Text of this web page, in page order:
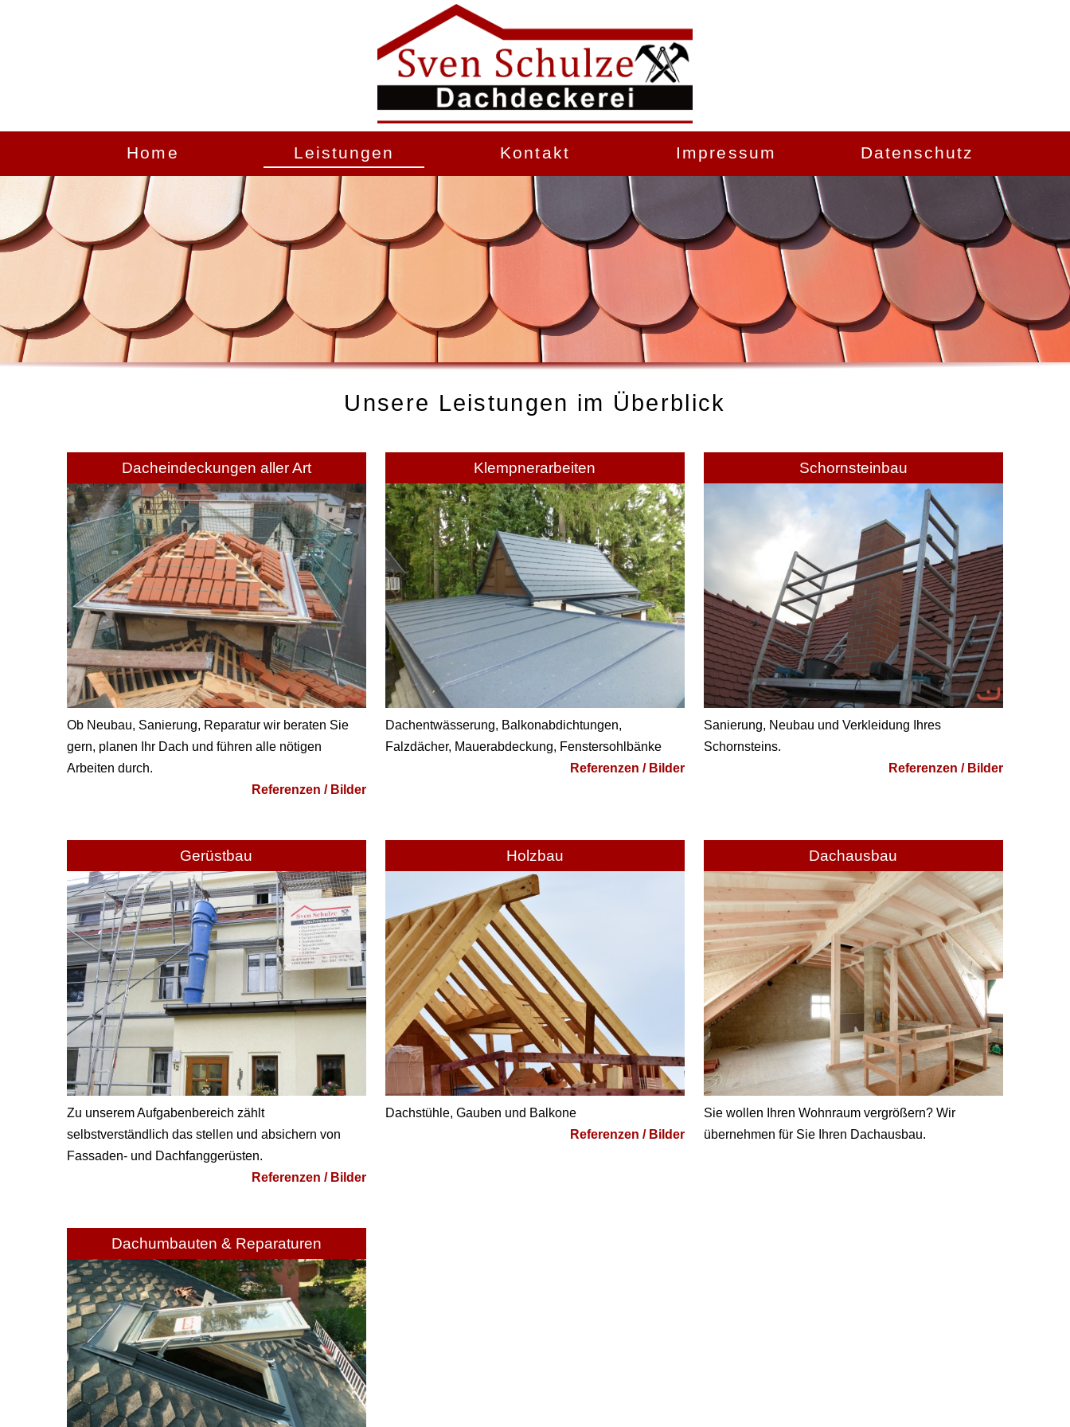
Home Leistungen Kontakt Impressum Datenschutz
Unsere Leistungen im Überblick
Dacheindeckungen aller Art
Ob Neubau, Sanierung, Reparatur wir beraten Sie
gern, planen Ihr Dach und führen alle nötigen
Arbeiten durch.
Referenzen / Bilder
Klempnerarbeiten
Dachentwässerung, Balkonabdichtungen,
Falzdächer, Mauerabdeckung, Fenstersohlbänke
Referenzen / Bilder
Schornsteinbau
Sanierung, Neubau und Verkleidung Ihres
Schornsteins.
Referenzen / Bilder
Gerüstbau
Zu unserem Aufgabenbereich zählt
selbstverständlich das stellen und absichern von
Fassaden- und Dachfanggerüsten.
Referenzen / Bilder
Holzbau
Dachstühle, Gauben und Balkone
Referenzen / Bilder
Dachausbau
Sie wollen Ihren Wohnraum vergrößern? Wir
übernehmen für Sie Ihren Dachausbau.
Dachumbauten & Reparaturen